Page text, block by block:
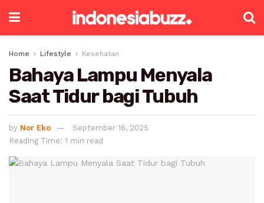
Home Lifestyle Kesehatan
Bahaya Lampu Menyala
Saat Tidur bagi Tubuh
by Nor Eko
September 16, 2025
Reading Time: 1 min read